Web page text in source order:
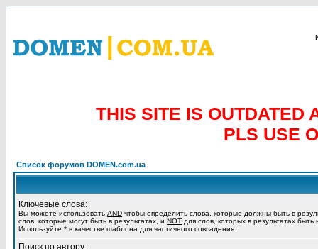
THIS SITE IS OUTDATED
PLS USE
Список форумов DOMEN.com.ua
Ключевые слова:
Вы можете использовать AND чтобы определить слова, которые должны быть в
слов, которые могут быть в результатах, и NOT для слов, которых в результатах
Используйте * в качестве шаблона для частичного совпадения.
Поиск по автору: